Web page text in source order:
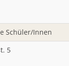
Schüler/Innen
5